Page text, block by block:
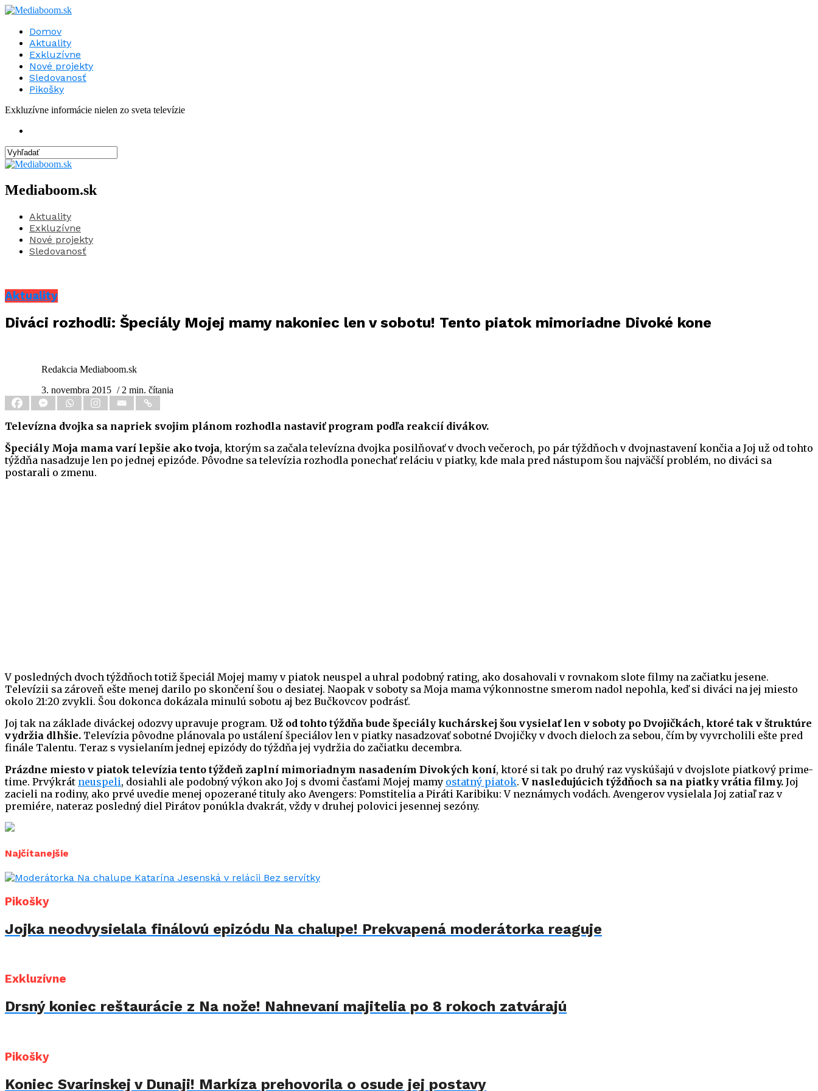
Domov
Aktuality
Exkluzívne
Nové projekty
Sledovanosť
Pikošky
Exkluzívne informácie nielen zo sveta televízie
Mediaboom.sk
Aktuality
Exkluzívne
Nové projekty
Sledovanosť
Aktuality
Diváci rozhodli: Špeciály Mojej mamy nakoniec len v sobotu! Tento piatok mimoriadne Divoké kone
Redakcia Mediaboom.sk
3. novembra 2015 / 2 min. čítania
Televízna dvojka sa napriek svojim plánom rozhodla nastaviť program podľa reakcií divákov.
Špeciály Moja mama varí lepšie ako tvoja, ktorým sa začala televízna dvojka posilňovať v dvoch večeroch, po pár týždňoch v dvojnastavení končia a Joj už od tohto
týždňa nasadzuje len po jednej epizóde. Pôvodne sa televízia rozhodla ponechať reláciu v piatky, kde mala pred nástupom šou najväčší problém, no diváci sa
postarali o zmenu.
V posledných dvoch týždňoch totiž špeciál Mojej mamy v piatok neuspel a uhral podobný rating, ako dosahovali v rovnakom slote filmy na začiatku jesene.
Televízii sa zároveň ešte menej darilo po skončení šou o desiatej. Naopak v soboty sa Moja mama výkonnostne smerom nadol nepohla, keď si diváci na jej miesto
okolo 21:20 zvykli. Šou dokonca dokázala minulú sobotu aj bez Bučkovcov podrásť.
Joj tak na základe diváckej odozvy upravuje program. Už od tohto týždňa bude špeciály kuchárskej šou vysielať len v soboty po Dvojičkách, ktoré tak v štruktúre
vydržia dlhšie. Televízia pôvodne plánovala po ustálení špeciálov len v piatky nasadzovať sobotné Dvojičky v dvoch dieloch za sebou, čím by vyvrcholili ešte pred
finále Talentu. Teraz s vysielaním jednej epizódy do týždňa jej vydržia do začiatku decembra.
Prázdne miesto v piatok televízia tento týždeň zaplní mimoriadnym nasadením Divokých koní, ktoré si tak po druhý raz vyskúšajú v dvojslote piatkový prime-
time. Prvýkrát neuspeli, dosiahli ale podobný výkon ako Joj s dvomi časťami Mojej mamy ostatný piatok. V nasledujúcich týždňoch sa na piatky vrátia filmy. Joj
zacieli na rodiny, ako prvé uvedie menej opozerané tituly ako Avengers: Pomstitelia a Piráti Karibiku: V neznámych vodách. Avengerov vysielala Joj zatiaľ raz v
premiére, nateraz posledný diel Pirátov ponúkla dvakrát, vždy v druhej polovici jesennej sezóny.
Najčítanejšie
Pikošky
Jojka neodvysielala finálovú epizódu Na chalupe! Prekvapená moderátorka reaguje
Exkluzívne
Drsný koniec reštaurácie z Na nože! Nahnevaní majitelia po 8 rokoch zatvárajú
Pikošky
Koniec Svarinskej v Dunaji! Markíza prehovorila o osude jej postavy